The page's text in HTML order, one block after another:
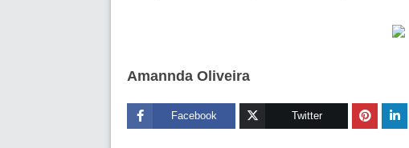
Amannda Oliveira
Facebook Twitter